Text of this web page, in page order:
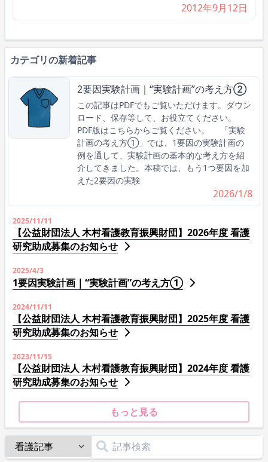
2012年9月12日
カテゴリの新着記事
2要因実験計画｜“実験計画”の考え方②
この記事はPDFでもご覧いただけます。ダウン
ロード、保存等して、お役立てください。
PDF版はこちらからご覧ください。 「実験
計画の考え方①」では、1要因の実験計画の
例を通して、実験計画の基本的な考え方を紹
介してきました。本稿では、もう1つ要因を加
えた2要因の実験
2026/1/8
2025/11/11
【公益財団法人 木村看護教育振興財団】2026年度 看護
研究助成募集のお知らせ
2025/4/3
1要因実験計画｜“実験計画”の考え方①
2024/11/11
【公益財団法人 木村看護教育振興財団】2025年度 看護
研究助成募集のお知らせ
2023/11/15
【公益財団法人 木村看護教育振興財団】2024年度 看護
研究助成募集のお知らせ
もっと見る